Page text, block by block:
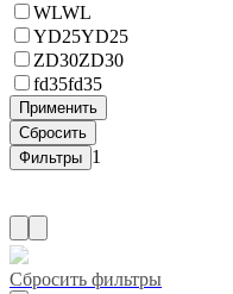
WLWL
YD25YD25
ZD30ZD30
fd35fd35
1
Сбросить фильтры